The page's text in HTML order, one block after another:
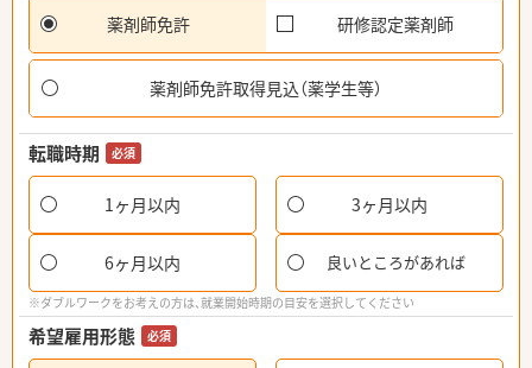
薬剤師免許 研修認定薬剤師
薬剤師免許取得見込（薬学生等）
転職時期 必須
1ヶ月以内 3ヶ月以内
6ヶ月以内 良いところがあれば
※ダブルワークをお考えの方は、就業開始時期の目安を選択してください
希望雇用形態 必須